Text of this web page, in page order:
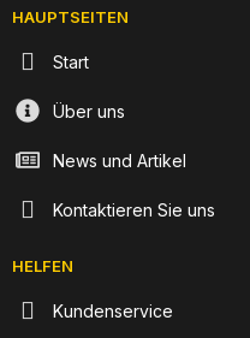
HAUPTSEITEN
Start
Über uns
News und Artikel
Kontaktieren Sie uns
HELFEN
Kundenservice